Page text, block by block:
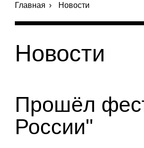
Главная › Новости
Новости
Прошёл
России"